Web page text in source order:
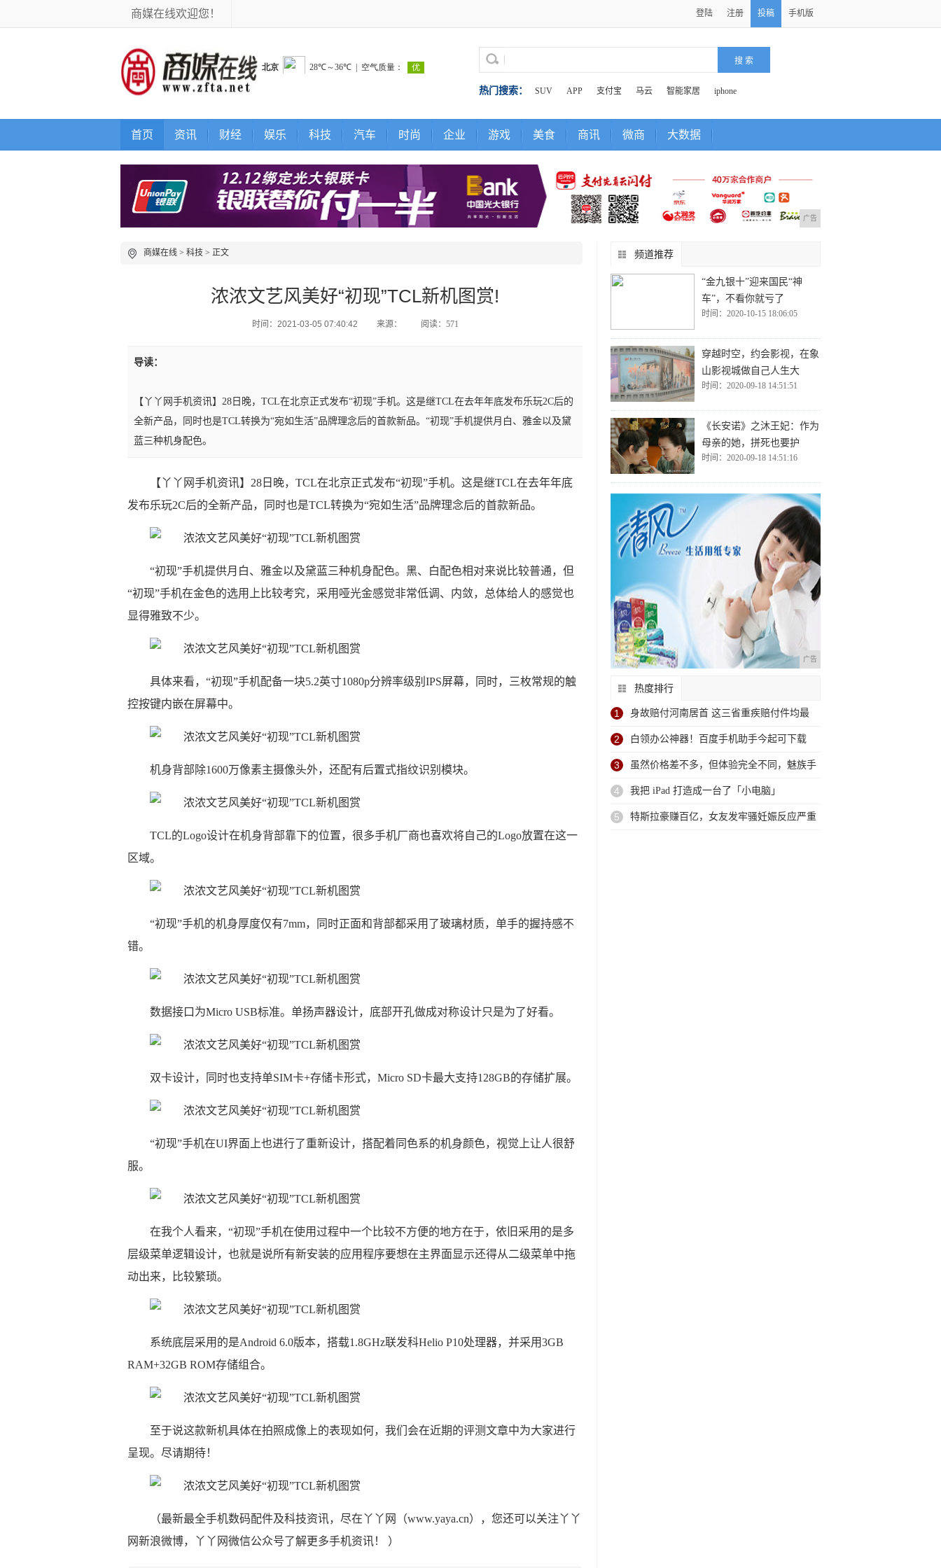
商媒在线欢迎您！ 登陆 注册 投稿 手机版
热门搜索： SUV APP 支付宝 马云 智能家居 iphone
首页 资讯 财经 娱乐 科技 汽车 时尚 企业 游戏 美食 商讯 微商 大数据
广告
商媒在线 > 科技 > 正文
浓浓文艺风美好“初现”TCL新机图赏!
时间：2021-03-05 07:40:42 来源： 阅读：571
导读：
【丫丫网手机资讯】28日晚，TCL在北京正式发布“初现”手机。这是继TCL在去年年底发布乐玩2C后的
全新产品，同时也是TCL转换为“宛如生活”品牌理念后的首款新品。“初现”手机提供月白、雅金以及黛
蓝三种机身配色。
【丫丫网手机资讯】28日晚，TCL在北京正式发布“初现”手机。这是继TCL在去年年底
发布乐玩2C后的全新产品，同时也是TCL转换为“宛如生活”品牌理念后的首款新品。
“初现”手机提供月白、雅金以及黛蓝三种机身配色。黑、白配色相对来说比较普通，但
“初现”手机在金色的选用上比较考究，采用哑光金感觉非常低调、内敛，总体给人的感觉也
显得雅致不少。
具体来看，“初现”手机配备一块5.2英寸1080p分辨率级别IPS屏幕，同时，三枚常规的触
控按键内嵌在屏幕中。
机身背部除1600万像素主摄像头外，还配有后置式指纹识别模块。
TCL的Logo设计在机身背部靠下的位置，很多手机厂商也喜欢将自己的Logo放置在这一
区域。
“初现”手机的机身厚度仅有7mm，同时正面和背部都采用了玻璃材质，单手的握持感不
错。
数据接口为Micro USB标准。单扬声器设计，底部开孔做成对称设计只是为了好看。
双卡设计，同时也支持单SIM卡+存储卡形式，Micro SD卡最大支持128GB的存储扩展。
“初现”手机在UI界面上也进行了重新设计，搭配着同色系的机身颜色，视觉上让人很舒
服。
在我个人看来，“初现”手机在使用过程中一个比较不方便的地方在于，依旧采用的是多
层级菜单逻辑设计，也就是说所有新安装的应用程序要想在主界面显示还得从二级菜单中拖
动出来，比较繁琐。
系统底层采用的是Android 6.0版本，搭载1.8GHz联发科Helio P10处理器，并采用3GB
RAM+32GB ROM存储组合。
至于说这款新机具体在拍照成像上的表现如何，我们会在近期的评测文章中为大家进行
呈现。尽请期待！
（最新最全手机数码配件及科技资讯，尽在丫丫网（www.yaya.cn），您还可以关注丫丫
网新浪微博，丫丫网微信公众号了解更多手机资讯！ ）
频道推荐
“金九银十”迎来国民“神
车”，不看你就亏了
时间：2020-10-15 18:06:05
穿越时空，约会影视，在象
山影视城做自己人生大
时间：2020-09-18 14:51:51
《长安诺》之沐王妃：作为
母亲的她，拼死也要护
时间：2020-09-18 14:51:16
广告
热度排行
1 身故赔付河南居首 这三省重疾赔付件均最
多！
2 白领办公神器！百度手机助手今起可下载
Off
3 虽然价格差不多，但体验完全不同，魅族手
机这
4 我把 iPad 打造成一台了「小电脑」
5 特斯拉豪赚百亿，女友发牢骚妊娠反应严重